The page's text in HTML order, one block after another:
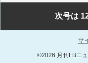
その111 韓国、ベトナ
その110 ロドリゲス
次号は
サ
©2026 月刊FBニ